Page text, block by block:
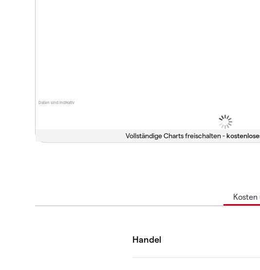
Daten sind indikativ
Vollständige Charts freischalten -